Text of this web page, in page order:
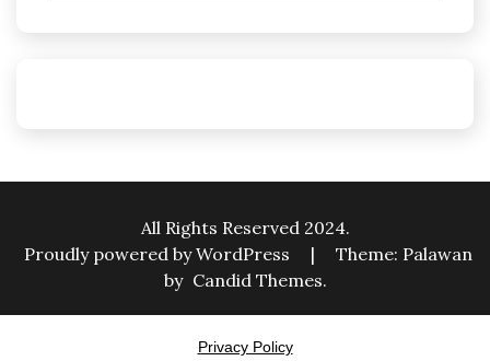
All Rights Reserved 2024.
Proudly powered by WordPress
|
Theme: Palawan
by Candid Themes.
Privacy Policy